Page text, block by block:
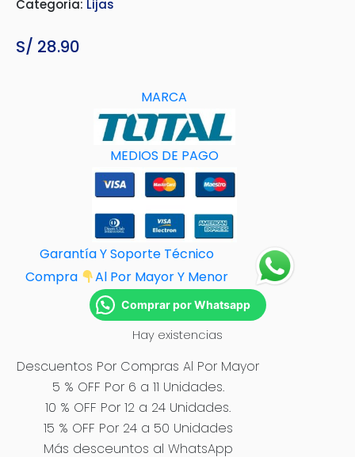
Categoria: Lijas
S/ 28.90
MARCA
MEDIOS DE PAGO
Garantía Y Soporte Técnico
Compra
Al Por Mayor Y Menor
Comprar por Whatsapp
Hay existencias
Descuentos Por Compras Al Por Mayor
5 % OFF Por 6 a 11 Unidades.
10 % OFF Por 12 a 24 Unidades.
15 % OFF Por 24 a 50 Unidades
Más desceuntos al WhatsApp